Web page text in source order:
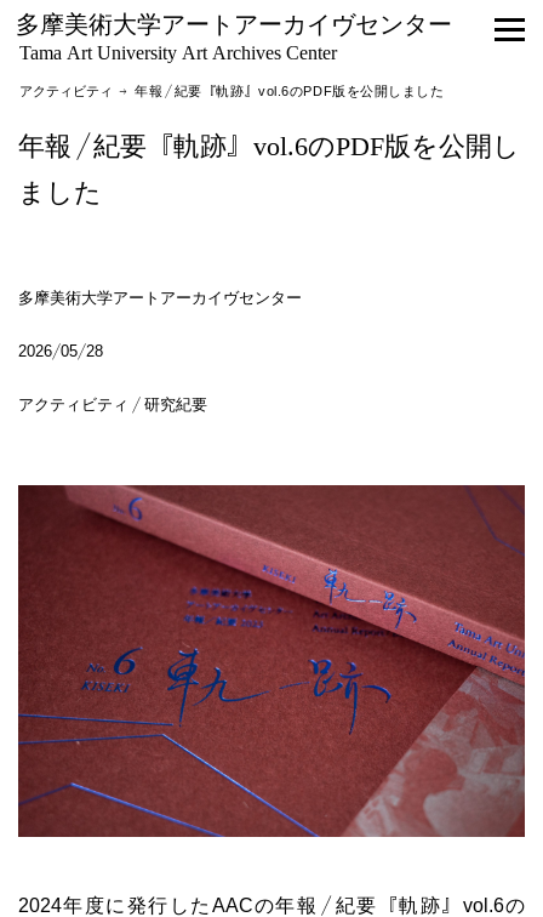
多摩美術大学アートアーカイヴセンター
Tama Art University Art Archives Center
アクティビティ → 年報／紀要『軌跡』vol.6のPDF版を公開しました
年報／紀要『軌跡』vol.6のPDF版を公開し
ました
多摩美術大学アートアーカイヴセンター
2026/05/28
アクティビティ / 研究紀要
2024年度に発行したAACの年報／紀要『軌跡』vol.6の